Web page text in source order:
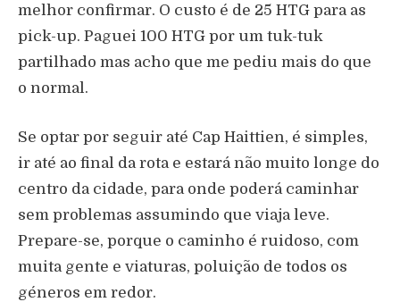
melhor confirmar. O custo é de 25 HTG para as
pick-up. Paguei 100 HTG por um tuk-tuk
partilhado mas acho que me pediu mais do que
o normal.
Se optar por seguir até Cap Haittien, é simples,
ir até ao final da rota e estará não muito longe do
centro da cidade, para onde poderá caminhar
sem problemas assumindo que viaja leve.
Prepare-se, porque o caminho é ruidoso, com
muita gente e viaturas, poluição de todos os
géneros em redor.